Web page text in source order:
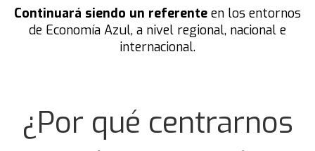
Continuará siendo un referente en los entornos
de Economía Azul, a nivel regional, nacional e
internacional.
¿Por qué centrarnos